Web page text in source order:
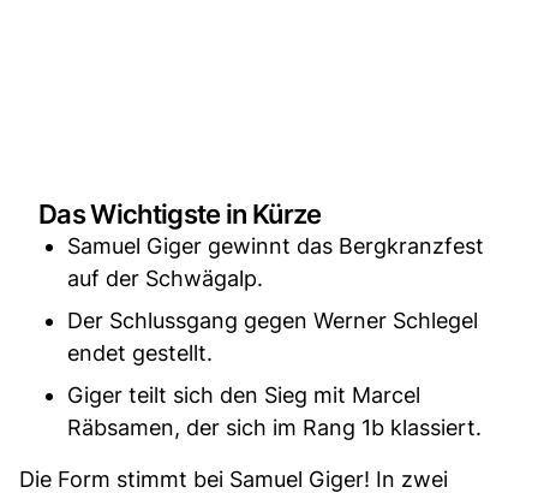
Das Wichtigste in Kürze
Samuel Giger gewinnt das Bergkranzfest
auf der Schwägalp.
Der Schlussgang gegen Werner Schlegel
endet gestellt.
Giger teilt sich den Sieg mit Marcel
Räbsamen, der sich im Rang 1b klassiert.
Die Form stimmt bei Samuel Giger! In zwei